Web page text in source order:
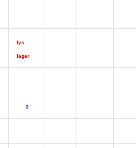
lys
lager
2